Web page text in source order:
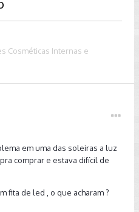
Cosméticas Internas e
em uma das soleiras a luz
comprar e estava difícil de
fita de led , o que acharam ?